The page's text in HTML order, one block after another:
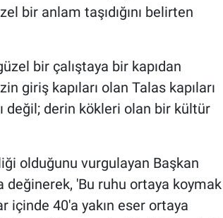
bir anlam taşıdığını belirten
bir çalıştaya bir kapıdan
giriş kapıları olan Talas kapıları
değil; derin kökleri olan bir kültür
olduğunu vurgulayan Başkan
değinerek, 'Bu ruhu ortaya koymak
içinde 40'a yakın eser ortaya